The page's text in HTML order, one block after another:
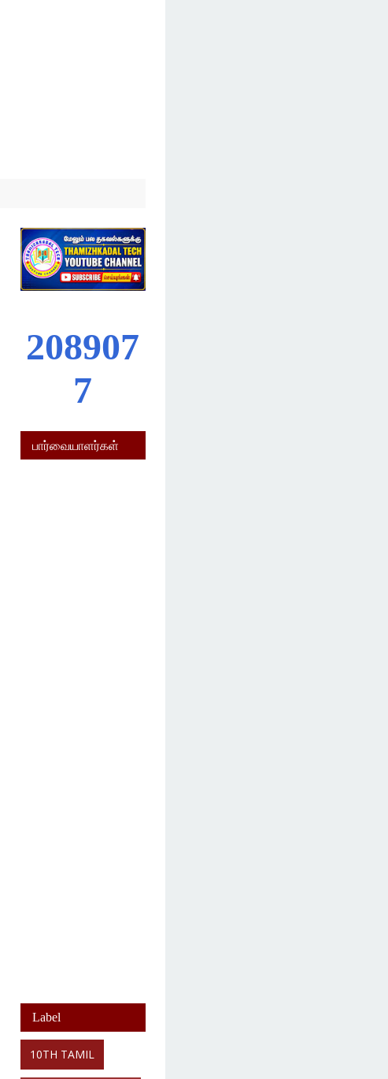
208907
7
பார்வையாளர்கள்
Label
10TH TAMIL